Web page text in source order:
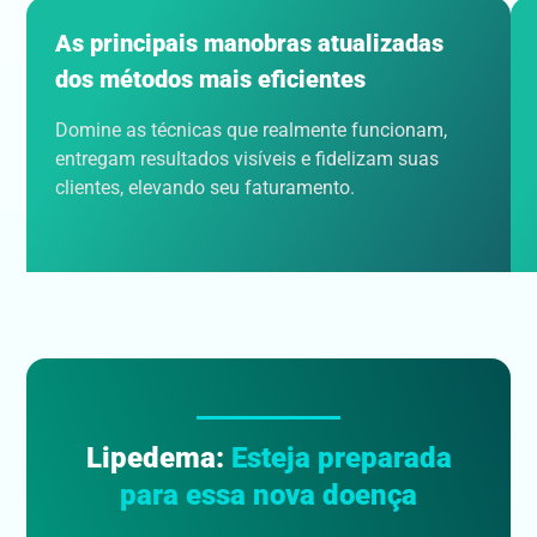
As principais manobras atualizadas
dos métodos mais eficientes
Domine as técnicas que realmente funcionam,
entregam resultados visíveis e fidelizam suas
clientes, elevando seu faturamento.
Lipedema: Esteja preparada
para essa nova doença